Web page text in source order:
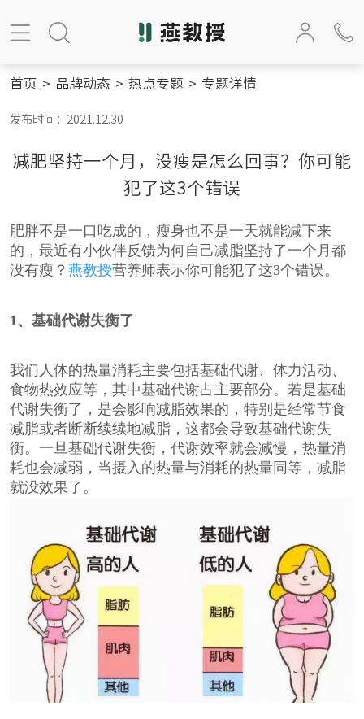
首页 > 品牌动态 > 热点专题 > 专题详情
发布时间：2021.12.30
减肥坚持一个月，没瘦是怎么回事？你可能
犯了这3个错误
肥胖不是一口吃成的，瘦身也不是一天就能减下来
的，最近有小伙伴反馈为何自己减脂坚持了一个月都
没有瘦？ 燕教授营养师表示你可能犯了这3个错误。
1 、基础代谢失衡了
我们人体的热量消耗主要包括基础代谢、体力活动、
食物热效应等，其中基础代谢占主要部分。若是基础
代谢失衡了，是会影响减脂效果的，特别是经常节食
减脂或者断断续续地减脂，这都会导致基础代谢失
衡。一旦基础代谢失衡，代谢效率就会减慢，热量消
耗也会减弱，当摄入的热量与消耗的热量同等，减脂
就没效果了。